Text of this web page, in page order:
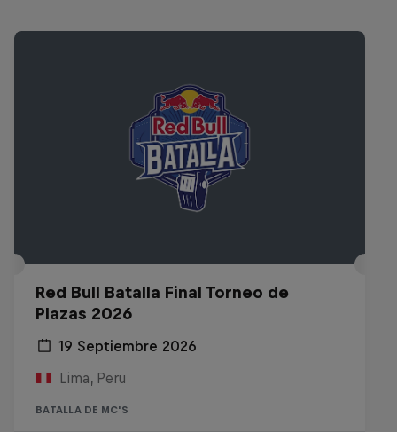
Red Bull Batalla Final Torneo de
Plazas 2026
19 Septiembre 2026
Lima, Peru
BATALLA DE MC'S